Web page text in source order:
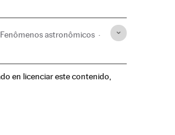
Fenômenos astronômicos
en licenciar este contenido,